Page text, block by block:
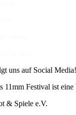
uns auf Social Media!
11mm Festival ist
& Spiele e.V.